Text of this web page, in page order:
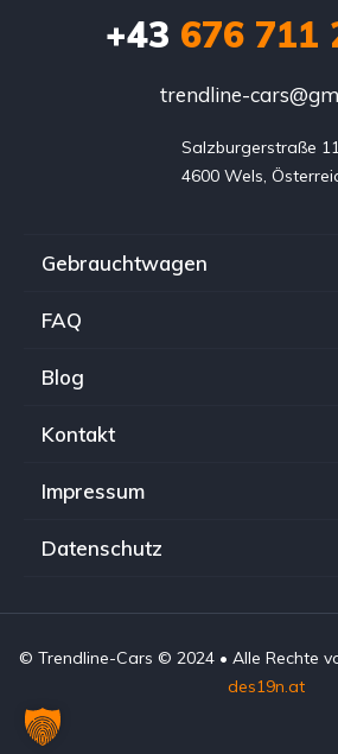
+43 676 711
trendline-
Salzburgerstraße
4600 Wels,
Gebrauchtwagen
FAQ
Blog
Kontakt
Impressum
Datenschutz
© Trendline-Cars © 2024 • Alle Rechte
des19n.at